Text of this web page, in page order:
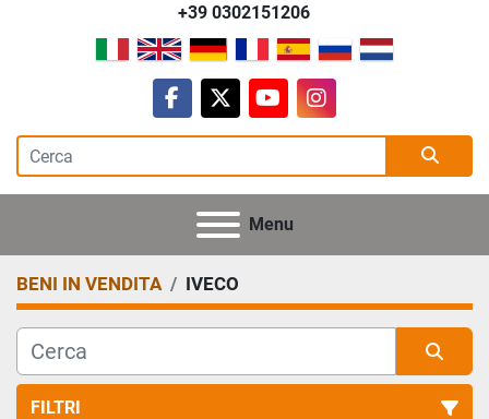
+39 0302151206
facebook
twitteryoutubeinstagram
Menu
BENI IN VENDITA IVECO
FILTRI